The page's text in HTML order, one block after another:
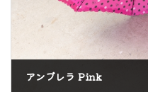
アンブレラ Pink